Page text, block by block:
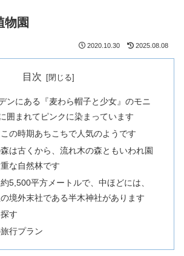
園
2020.10.30 2025.08.08
目次
ンにある『麦わら帽子と少女』のモニ
囲まれてピンクに染まっています
の時期あちこちで人気のようです
は古くから、流れ木の森ともいわれ園
な自然林です
5,500平方メートルで、中ほどには、
の境外末社である半木神社があります
す
行プラン